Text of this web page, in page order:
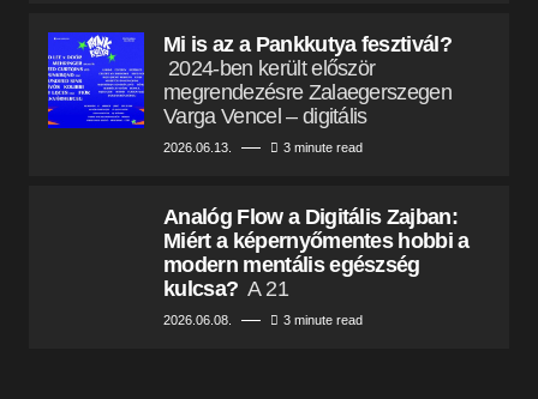
Mi is az a Pankkutya fesztivál?
2024-ben került először
megrendezésre Zalaegerszegen
Varga Vencel – digitális
2026.06.13. 3 minute read
Analóg Flow a Digitális Zajban:
Miért a képernyőmentes hobbi a
modern mentális egészség
kulcsa? A 21
2026.06.08. 3 minute read